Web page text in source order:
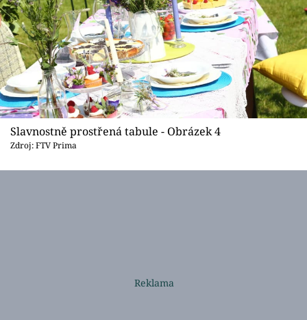
Slavnostně prostřená tabule - Obrázek 4
Zdroj: FTV Prima